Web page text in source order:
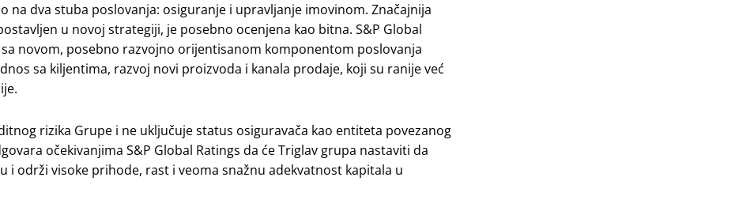
na dva stuba poslovanja: osiguranje i upravljanje imovinom. Značajnija
u novoj strategiji, je posebno ocenjena kao bitna. S&P Global
novom, posebno razvojno orijentisanom komponentom poslovanja
sa kiljentima, razvoj novi proizvoda i kanala prodaje, koji su ranije već
rizika Grupe i ne uključuje status osiguravača kao entiteta povezanog
očekivanjima S&P Global Ratings da će Triglav grupa nastaviti da
održi visoke prihode, rast i veoma snažnu adekvatnost kapitala u